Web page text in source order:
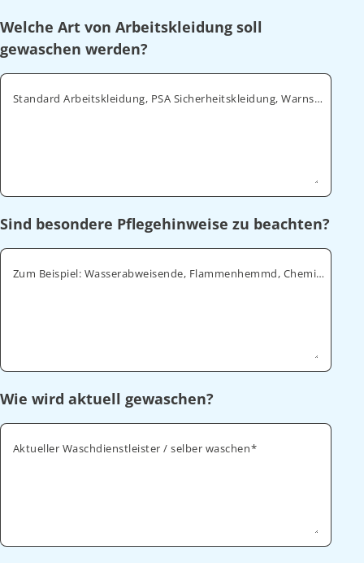
Welche Art von Arbeitskleidung soll
gewaschen werden?
Standard Arbeitskleidung, PSA Sicherheitskleidung, Warnschutz, ESD
Sind besondere Pflegehinweise zu beachten?
Zum Beispiel: Wasserabweisende, Flammenhemmd, Chemikalienabweisende
Wie wird aktuell gewaschen?
Aktueller Waschdienstleister / selber waschen